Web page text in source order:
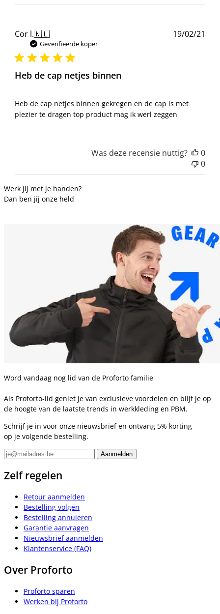
Cor l.🇳🇱
Geverifieerde koper
Heb de cap netjes binnen
Heb de cap netjes binnen gekregen en de cap is met
plezier te dragen top product mag ik werl zeggen
19/02/21
Was deze recensie nuttig?
0
0
Werk jij met je handen?
Dan ben jij onze held
Word vandaag nog lid van de Proforto familie
Als Proforto-lid geniet je van exclusieve voordelen en blijf je op
de hoogte van de laatste trends in werkkleding en PBM.
Schrijf je in voor onze nieuwsbrief en ontvang 5% korting
op je volgende bestelling.
Zelf regelen
Retour aanmelden
Bestelling volgen
Bestelling annuleren
Garantie aanvragen
Nieuwsbrief aanmelden
Klantenservice (FAQ)
Over Proforto
Proforto sparen
Werken bij Proforto